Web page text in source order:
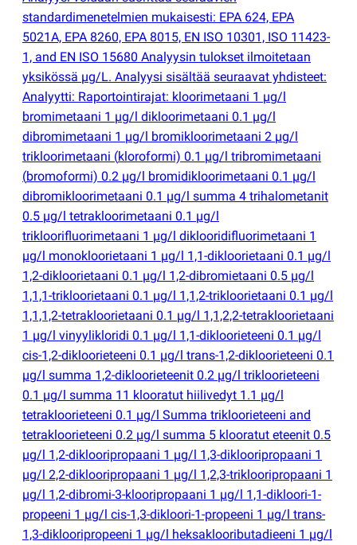
standardimenetelmien mukaisesti: EPA 624, EPA
5021A, EPA 8260, EPA 8015, EN ISO 10301, ISO 11423-
1, and EN ISO 15680 Analyysin tulokset ilmoitetaan
yksikössä µg/L. Analyysi sisältää seuraavat yhdisteet:
Analyytti: Raportointirajat: kloorimetaani 1 µg/l
bromimetaani 1 µg/l dikloorimetaani 0.1 µg/l
dibromimetaani 1 µg/l bromikloorimetaani 2 µg/l
trikloorimetaani (kloroformi) 0.1 µg/l tribromimetaani
(bromoformi) 0.2 µg/l bromidikloorimetaani 0.1 µg/l
dibromikloorimetaani 0.1 µg/l summa 4 trihalometanit
0.5 µg/l tetrakloorimetaani 0.1 µg/l
trikloorifluorimetaani 1 µg/l diklooridifluorimetaani 1
µg/l monokloorietaani 1 µg/l 1,1-dikloorietaani 0.1 µg/l
1,2-dikloorietaani 0.1 µg/l 1,2-dibromietaani 0.5 µg/l
1,1,1-trikloorietaani 0.1 µg/l 1,1,2-trikloorietaani 0.1 µg/l
1,1,1,2-tetrakloorietaani 0.1 µg/l 1,1,2,2-tetrakloorietaani
1 µg/l vinyylikloridi 0.1 µg/l 1,1-dikloorieteeni 0.1 µg/l
cis-1,2-dikloorieteeni 0.1 µg/l trans-1,2-dikloorieteeni 0.1
µg/l summa 1,2-dikloorieteenit 0.2 µg/l trikloorieteeni
0.1 µg/l summa 11 klooratut hiilivedyt 1.1 µg/l
tetrakloorieteeni 0.1 µg/l Summa trikloorieteeni and
tetrakloorieteeni 0.2 µg/l summa 5 klooratut eteenit 0.5
µg/l 1,2-diklooripropaani 1 µg/l 1,3-diklooripropaani 1
µg/l 2,2-diklooripropaani 1 µg/l 1,2,3-triklooripropaani 1
µg/l 1,2-dibromi-3-klooripropaani 1 µg/l 1,1-dikloori-1-
propeeni 1 µg/l cis-1,3-dikloori-1-propeeni 1 µg/l trans-
1,3-diklooripropeeni 1 µg/l heksaklooributadieeni 1 µg/l